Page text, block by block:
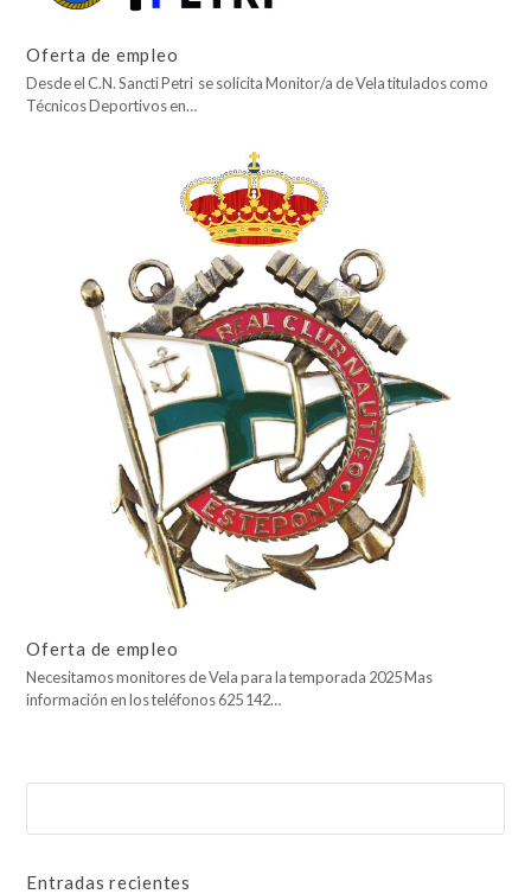
Oferta de empleo
Desde el C.N. Sancti Petri se solicita Monitor/a de Vela titulados como
Técnicos Deportivos en…
Oferta de empleo
Necesitamos monitores de Vela para la temporada 2025 Mas
información en los teléfonos 625 142…
Entradas recientes